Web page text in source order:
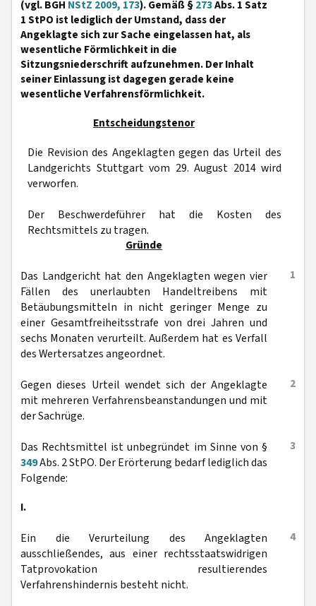
(vgl. BGH NStZ 2009, 173). Gemäß §273Abs. 1 Satz
1 StPO ist lediglich der Umstand, dass der
Angeklagte sich zur Sache eingelassen hat, als
wesentliche Förmlichkeit in die
Sitzungsniederschrift aufzunehmen. Der Inhalt
seiner Einlassung ist dagegen gerade keine
wesentliche Verfahrensförmlichkeit.
Entscheidungstenor
Die Revision des Angeklagten gegen das Urteil des
Landgerichts Stuttgart vom 29. August 2014 wird
verworfen.
Der Beschwerdeführer hat die Kosten des
Rechtsmittels zu tragen.
Gründe
1
Das Landgericht hat den Angeklagten wegen vier
Fällen des unerlaubten Handeltreibens mit
Betäubungsmitteln in nicht geringer Menge zu
einer Gesamtfreiheitsstrafe von drei Jahren und
sechs Monaten verurteilt. Außerdem hat es Verfall
des Wertersatzes angeordnet.
2
Gegen dieses Urteil wendet sich der Angeklagte
mit mehreren Verfahrensbeanstandungen und mit
der Sachrüge.
3
Das Rechtsmittel ist unbegründet im Sinne von §
349Abs. 2 StPO. Der Erörterung bedarf lediglich das
Folgende:
I.
4
Ein die Verurteilung des Angeklagten
ausschließendes, aus einer rechtsstaatswidrigen
Tatprovokation resultierendes
Verfahrenshindernis besteht nicht.